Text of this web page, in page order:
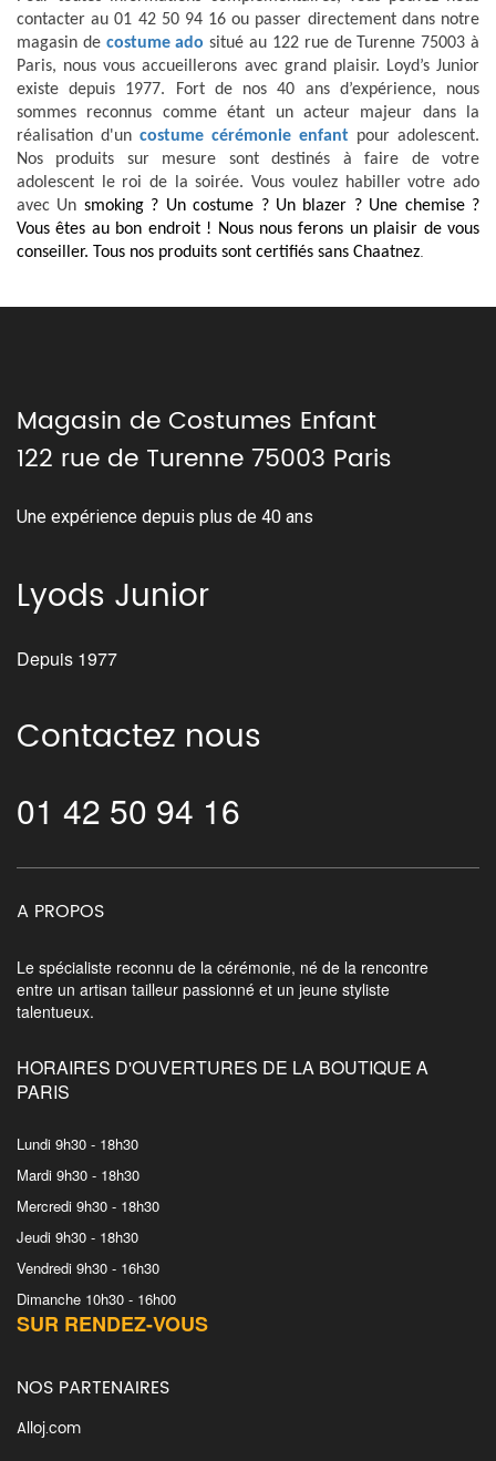
contacter au 01 42 50 94 16 ou passer directement dans notre
magasin de costume ado situé au 122 rue de Turenne 75003 à
Paris, nous vous accueillerons avec grand plaisir. Loyd’s Junior
existe depuis 1977. Fort de nos 40 ans d’expérience, nous
sommes reconnus comme étant un acteur majeur dans la
réalisation d'un costume cérémonie enfant pour adolescent.
Nos produits sur mesure sont destinés à faire de votre
adolescent le roi de la soirée. Vous voulez habiller votre ado
avec Un smoking ? Un costume ? Un blazer ? Une chemise ?
Vous êtes au bon endroit ! Nous nous ferons un plaisir de vous
conseiller. Tous nos produits sont certifiés sans Chaatnez
Magasin de Costumes Enfant
122 rue de Turenne 75003 Paris
Une expérience depuis plus de 40 ans
Lyods Junior
Depuis 1977
Contactez nous
01 42 50 94 16
A PROPOS
Le spécialiste reconnu de la cérémonie, né de la rencontre
entre un artisan tailleur passionné et un jeune styliste
talentueux.
HORAIRES D'OUVERTURES DE LA BOUTIQUE A
PARIS
Lundi 9h30 - 18h30
Mardi 9h30 - 18h30
Mercredi 9h30 - 18h30
Jeudi 9h30 - 18h30
Vendredi 9h30 - 16h30
Dimanche 10h30 - 16h00
SUR RENDEZ-VOUS
NOS PARTENAIRES
Alloj.com